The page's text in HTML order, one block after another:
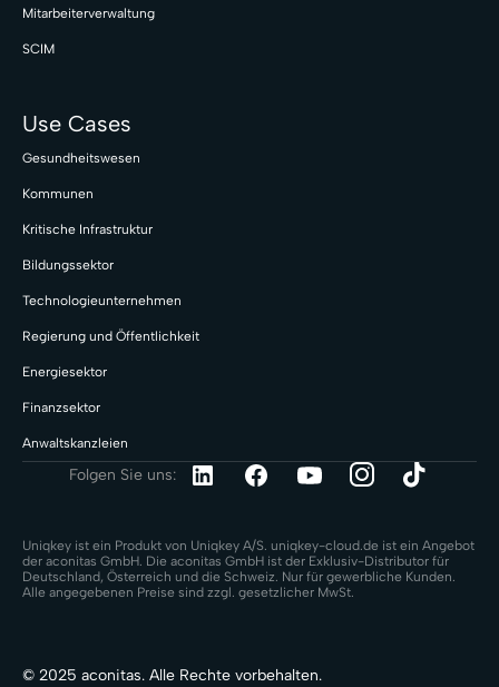
Mitarbeiterverwaltung
SCIM
Use Cases
Gesundheitswesen
Kommunen
Kritische Infrastruktur
Bildungssektor
Technologieunternehmen
Regierung und Öffentlichkeit
Energiesektor
Finanzsektor
Anwaltskanzleien
Folgen Sie uns:
Uniqkey ist ein Produkt von Uniqkey A/S. uniqkey-cloud.de ist ein Angebot
der aconitas GmbH. Die aconitas GmbH ist der Exklusiv-Distributor für
Deutschland, Österreich und die Schweiz. Nur für gewerbliche Kunden.
Alle angegebenen Preise sind zzgl. gesetzlicher MwSt.
© 2025 aconitas. Alle Rechte vorbehalten.